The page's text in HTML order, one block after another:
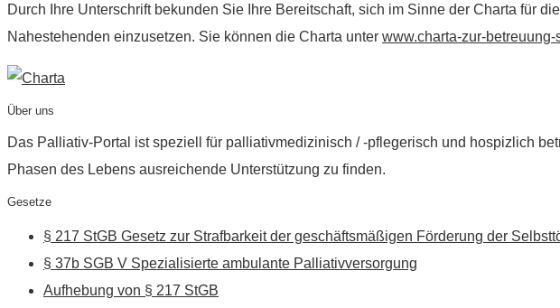
Durch Ihre Unterschrift bekunden Sie Ihre Bereitschaft, sich im Sinne der Charta für
Nahestehenden einzusetzen. Sie können die Charta unter www.charta-zur-betreuung-
Über uns
Das Palliativ-Portal ist speziell für palliativmedizinisch / -pflegerisch und hospizlich
Phasen des Lebens ausreichende Unterstützung zu finden.
Gesetze
§ 217 StGB Gesetz zur Strafbarkeit der geschäftsmäßigen Förderung der
§ 37b SGB V Spezialisierte ambulante Palliativversorgung
Aufhebung von § 217 StGB